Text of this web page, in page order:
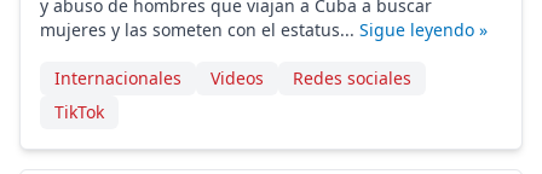
y abuso de hombres que viajan a Cuba a buscar
mujeres y las someten con el estatus... Sigue leyendo »
Internacionales Videos
Redes sociales
TikTok